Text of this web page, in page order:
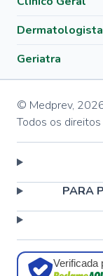
Dermatologista
Geriatra
© Medprev,
Todos os
PARA
Verificada